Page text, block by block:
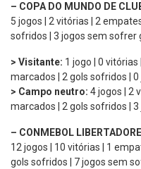
– COPA DO MUNDO DE
5 jogos | 2 vitórias | 2
sofridos | 3 jogos sem sofrer
> Visitante: 1 jogo | 0
marcados | 2 gols sofridos |
> Campo neutro: 4 jogos | 2
marcados | 2 gols sofridos |
– CONMEBOL
12 jogos | 10 vitórias | 1
gols sofridos | 7 jogos sem